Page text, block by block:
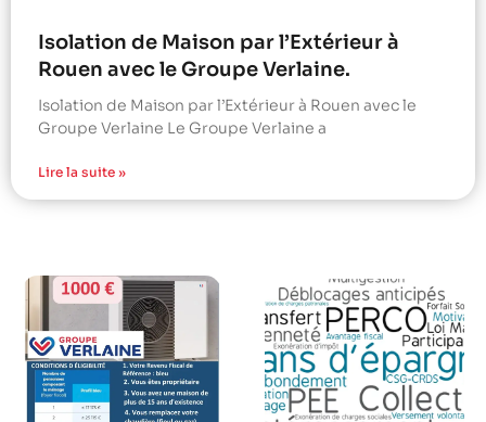
Isolation de Maison par l’Extérieur à
Rouen avec le Groupe Verlaine.
Isolation de Maison par l’Extérieur à Rouen avec le
Groupe Verlaine Le Groupe Verlaine a
Lire la suite »